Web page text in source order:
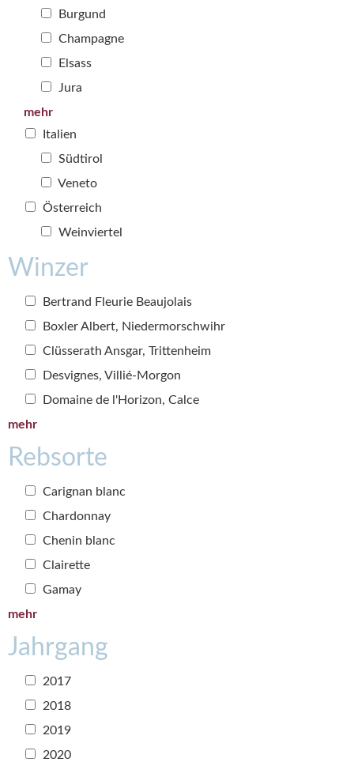
Burgund
Champagne
Elsass
Jura
mehr
Italien
Südtirol
Veneto
Österreich
Weinviertel
Winzer
Bertrand Fleurie Beaujolais
Boxler Albert, Niedermorschwihr
Clüsserath Ansgar, Trittenheim
Desvignes, Villié-Morgon
Domaine de l'Horizon, Calce
mehr
Rebsorte
Carignan blanc
Chardonnay
Chenin blanc
Clairette
Gamay
mehr
Jahrgang
2017
2018
2019
2020